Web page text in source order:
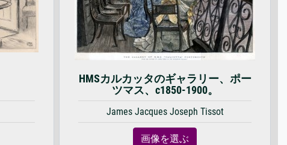
HMSカルカッタのギャラリー、ポー
ツマス、c1850-1900。
James Jacques Joseph Tissot
画像を選ぶ